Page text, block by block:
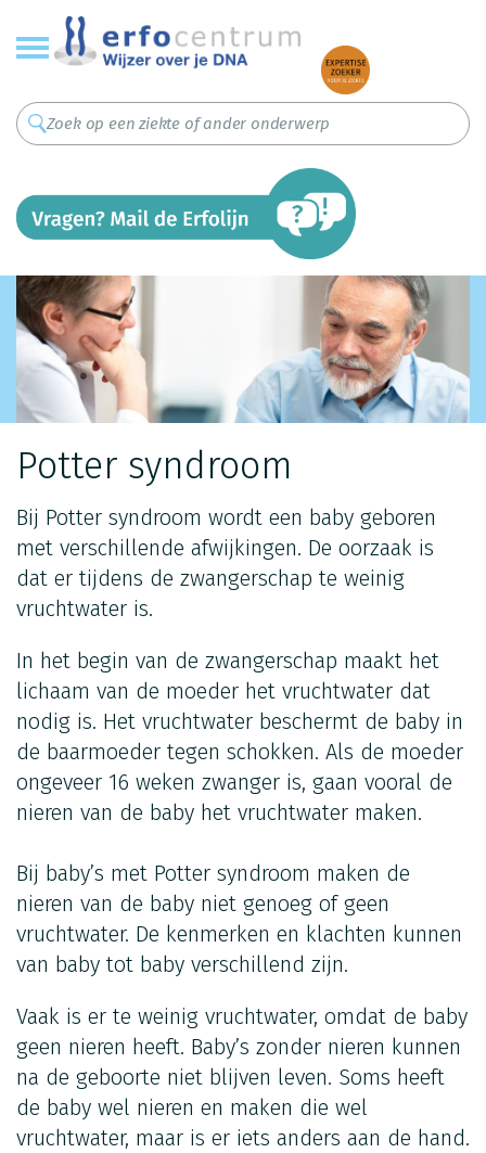
Overslaan
en
naar
inhoud
gaan
Potter syndroom
Bij Potter syndroom wordt een baby geboren
met verschillende afwijkingen. De oorzaak is
dat er tijdens de zwangerschap te weinig
vruchtwater is.
In het begin van de zwangerschap maakt het
lichaam van de moeder het vruchtwater dat
nodig is. Het vruchtwater beschermt de baby in
de baarmoeder tegen schokken. Als de moeder
ongeveer 16 weken zwanger is, gaan vooral de
nieren van de baby het vruchtwater maken.
Bij baby’s met Potter syndroom maken de
nieren van de baby niet genoeg of geen
vruchtwater. De kenmerken en klachten kunnen
van baby tot baby verschillend zijn.
Vaak is er te weinig vruchtwater, omdat de baby
geen nieren heeft. Baby’s zonder nieren kunnen
na de geboorte niet blijven leven. Soms heeft
de baby wel nieren en maken die wel
vruchtwater, maar is er iets anders aan de hand.